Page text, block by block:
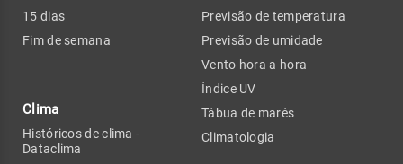
15 dias
Fim de semana
Clima
Históricos de clima -
Dataclima
Previsão de temperatura
Previsão de umidade
Vento hora a hora
Índice UV
Tábua de marés
Climatologia